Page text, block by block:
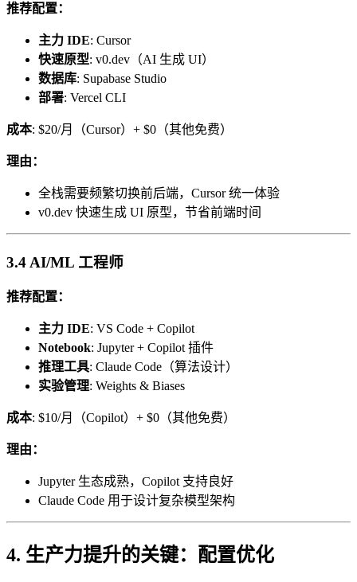
推荐配置：
主力 IDE: Cursor
快速原型: v0.dev（AI 生成 UI）
数据库: Supabase Studio
部署: Vercel CLI
成本: $20/月（Cursor）+ $0（其他免费）
理由：
全栈需要频繁切换前后端，Cursor 统一体验
v0.dev 快速生成 UI 原型，节省前端时间
3.4 AI/ML 工程师
推荐配置：
主力 IDE: VS Code + Copilot
Notebook: Jupyter + Copilot 插件
推理工具: Claude Code（算法设计）
实验管理: Weights & Biases
成本: $10/月（Copilot）+ $0（其他免费）
理由：
Jupyter 生态成熟，Copilot 支持良好
Claude Code 用于设计复杂模型架构
4. 生产力提升的关键：配置优化